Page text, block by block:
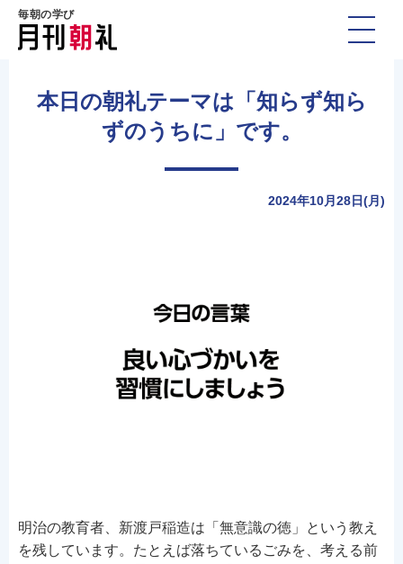
毎朝の学び
本日の朝礼テーマは「知らず知ら
ずのうちに」です。
2024年10月28日(月)
明治の教育者、新渡戸稲造は「無意識の徳」という教え
を残しています。たとえば落ちているごみを、考える前